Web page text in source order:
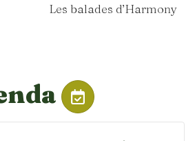
Les balades d’Harmony